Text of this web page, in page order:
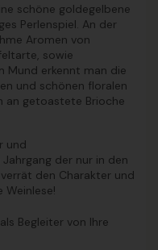
schöne goldegelbene
Perlenspiel. An der
Aromen von
sowie
Mund erkennt man die
und schönen floralen
an getoastete Brioche
und
der nur in den
den Charakter und
Weinlese!
Begleiter von Ihre